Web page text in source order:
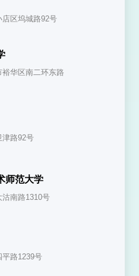
生的职业技能和综合素质的
的结合，注重培养学生的实际
于推动职业教育的创新、提
、促进社会经济的发展具有
业结构的调整，该专业正不
业教育的新模式和新路径。
区坞城路92号
华区南二环东路
津路92号
师范大学
南路1310号
平路1239号